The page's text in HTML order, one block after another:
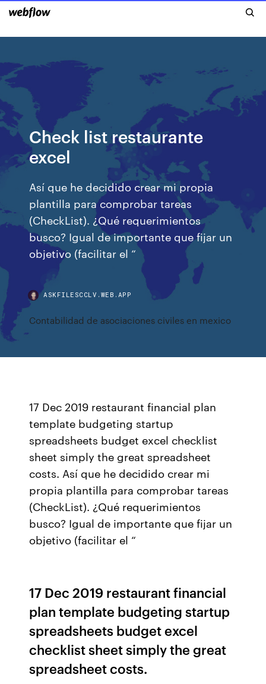
Check list restaurante
excel
Así que he decidido crear mi propia
plantilla para comprobar tareas
(CheckList). ¿Qué requerimientos
busco? Igual de importante que fijar un
objetivo (facilitar el “
ASKFILESCCLV.WEB.APP
Contabilidad de asociaciones civiles en mexico
17 Dec 2019 restaurant financial plan
template budgeting startup
spreadsheets budget excel checklist
sheet simply the great spreadsheet
costs. Así que he decidido crear mi
propia plantilla para comprobar tareas
(CheckList). ¿Qué requerimientos
busco? Igual de importante que fijar un
objetivo (facilitar el “
17 Dec 2019 restaurant financial
plan template budgeting startup
spreadsheets budget excel
checklist sheet simply the great
spreadsheet costs.